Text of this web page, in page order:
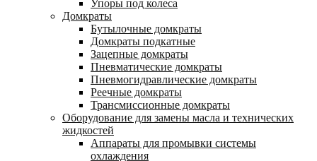
Упоры под колеса
Домкраты
Бутылочные домкраты
Домкраты подкатные
Зацепные домкраты
Пневматические домкраты
Пневмогидравлические домкраты
Реечные домкраты
Трансмиссионные домкраты
Оборудование для замены масла и технических
жидкостей
Аппараты для промывки системы
охлаждения